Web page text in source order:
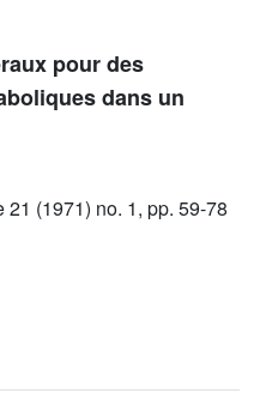
pour des
dans un
(1971) no. 1, pp. 59-78